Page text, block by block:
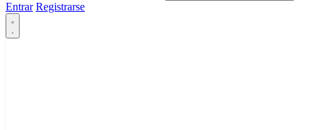
Entrar Registrarse